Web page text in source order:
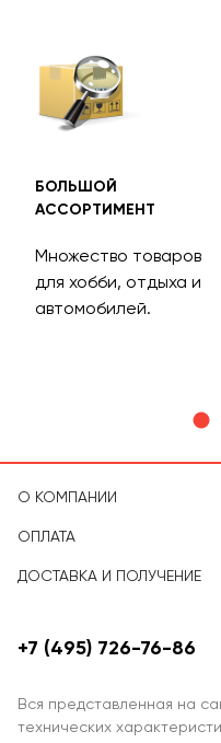
БОЛЬШОЙ
АССОРТИМЕНТ
Множество товаров
для хобби, отдыха и
автомобилей.
О КОМПАНИИ
ОПЛАТА
ДОСТАВКА И ПОЛУЧЕНИЕ
Вся представленная на
технических
+7 (495) 726-76-86